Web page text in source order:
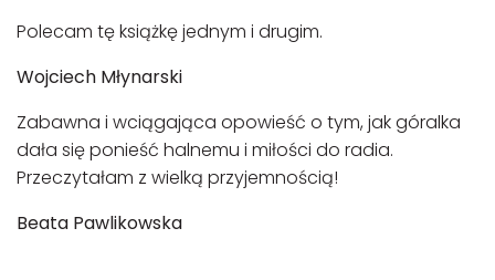
Polecam tę książkę jednym i drugim.
Wojciech Młynarski
Zabawna i wciągająca opowieść o tym, jak góralka
dała się ponieść halnemu i miłości do radia.
Przeczytałam z wielką przyjemnością!
Beata Pawlikowska